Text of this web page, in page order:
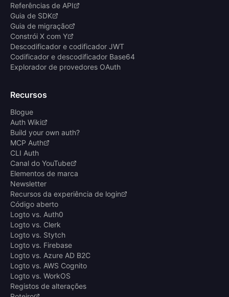
Referências de API
Guia de SDK
Guia de migração
Constrói X com Y
Descodificador e codificador JWT
Codificador e descodificador Base64
Explorador de provedores OAuth
Recursos
Blogue
Auth Wiki
Build your own auth?
MCP Auth
CLI Auth
Canal do YouTube
Elementos de marca
Newsletter
Recursos da experiência de login
Código aberto
Logto vs. Auth0
Logto vs. Clerk
Logto vs. Stytch
Logto vs. Firebase
Logto vs. Azure AD B2C
Logto vs. AWS Cognito
Logto vs. WorkOS
Registos de alterações